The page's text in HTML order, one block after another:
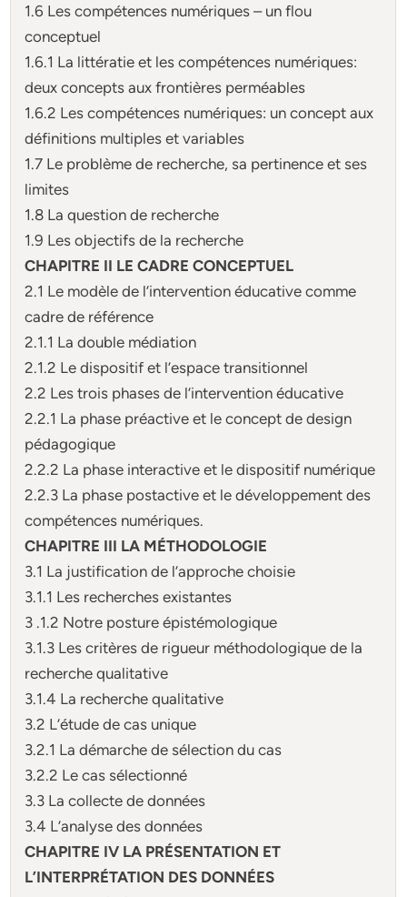
1.6 Les compétences numériques – un flou
conceptuel
1.6.1 La littératie et les compétences numériques:
deux concepts aux frontières perméables
1.6.2 Les compétences numériques: un concept aux
définitions multiples et variables
1.7 Le problème de recherche, sa pertinence et ses
limites
1.8 La question de recherche
1.9 Les objectifs de la recherche
CHAPITRE II LE CADRE CONCEPTUEL
2.1 Le modèle de l’intervention éducative comme
cadre de référence
2.1.1 La double médiation
2.1.2 Le dispositif et l’espace transitionnel
2.2 Les trois phases de l’intervention éducative
2.2.1 La phase préactive et le concept de design
pédagogique
2.2.2 La phase interactive et le dispositif numérique
2.2.3 La phase postactive et le développement des
compétences numériques.
CHAPITRE III LA MÉTHODOLOGIE
3.1 La justification de l’approche choisie
3.1.1 Les recherches existantes
3 .1.2 Notre posture épistémologique
3.1.3 Les critères de rigueur méthodologique de la
recherche qualitative
3.1.4 La recherche qualitative
3.2 L’étude de cas unique
3.2.1 La démarche de sélection du cas
3.2.2 Le cas sélectionné
3.3 La collecte de données
3.4 L’analyse des données
CHAPITRE IV LA PRÉSENTATION ET
L’INTERPRÉTATION DES DONNÉES